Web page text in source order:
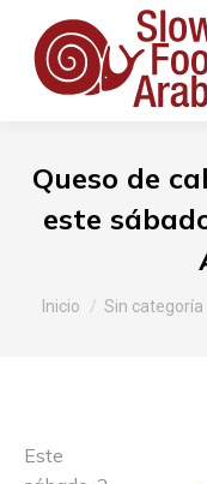
Queso de
este
Estás aquí:
Inicio Sin categoría
Este